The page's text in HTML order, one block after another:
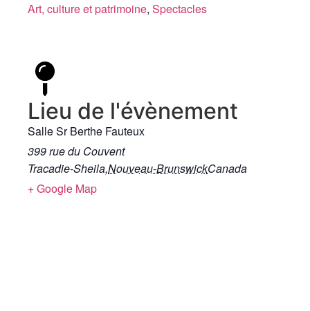
Art, culture et patrimoine, Spectacles
Lieu de l'évènement
Salle Sr Berthe Fauteux
399 rue du Couvent
Tracadie-Sheila,Nouveau-BrunswickCanada
+ Google Map